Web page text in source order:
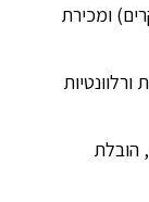
ומכירת
הובלת